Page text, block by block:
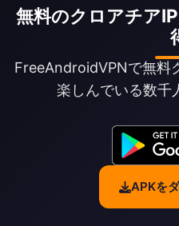
無料のクロアチア
FreeAndroidVPNで無料
楽しんでいる数千
APKを